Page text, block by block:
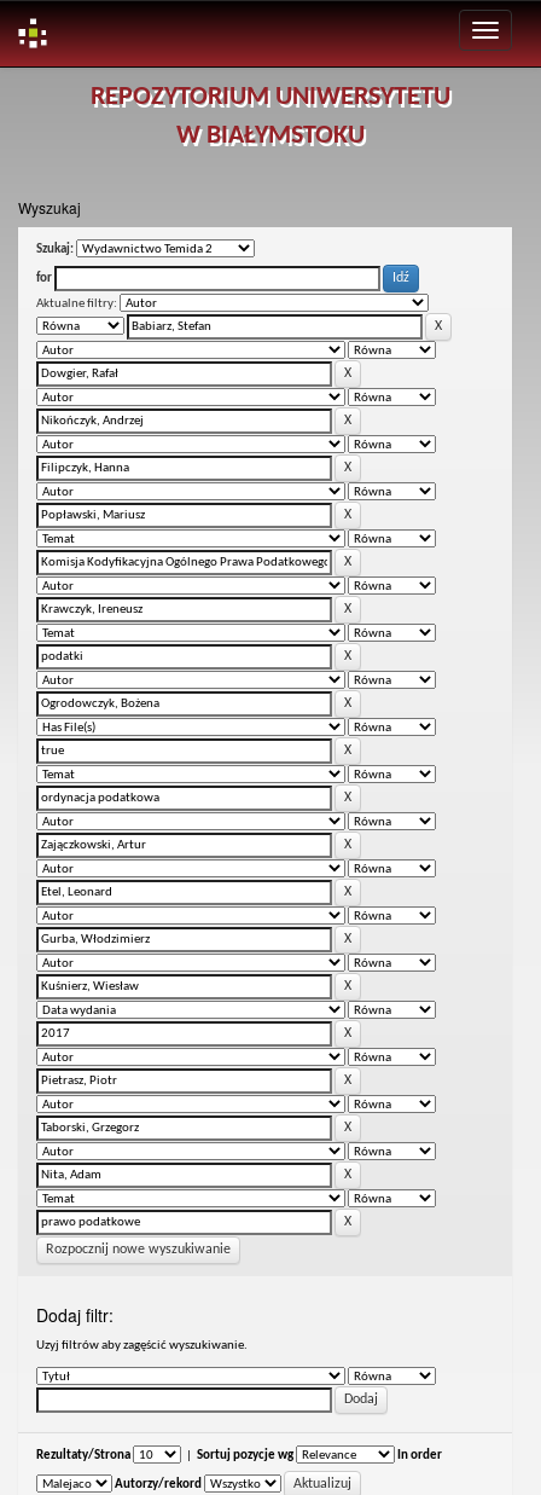
REPOZYTORIUM UNIWERSYTETU
W BIAŁYMSTOKU
Wyszukaj
Szukaj:
for
Aktualne filtry:
Rozpocznij nowe wyszukiwanie
Dodaj filtr:
Uzyj filtrów aby zagęścić wyszukiwanie.
Rezultaty/Strona Sortuj pozycje wg In order
Autorzy/rekord